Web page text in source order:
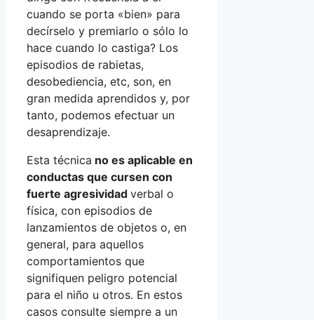
cuando se porta «bien» para
decírselo y premiarlo o sólo lo
hace cuando lo castiga? Los
episodios de rabietas,
desobediencia, etc, son, en
gran medida aprendidos y, por
tanto, podemos efectuar un
desaprendizaje.
Esta técnica no es aplicable en
conductas que cursen con
fuerte agresividad verbal o
física, con episodios de
lanzamientos de objetos o, en
general, para aquellos
comportamientos que
signifiquen peligro potencial
para el niño u otros. En estos
casos consulte siempre a un